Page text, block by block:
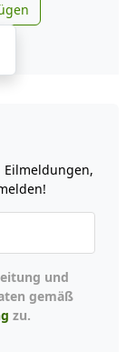
Telegram
gemäß
zu.